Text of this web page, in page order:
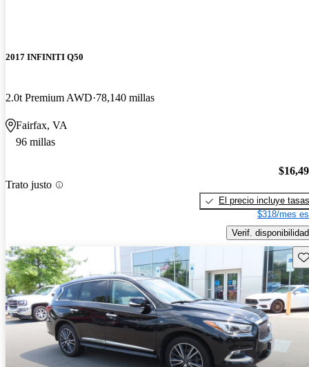
2017 INFINITI Q50
2.0t Premium AWD 78,140 millas
Fairfax, VA
96 millas
Trato justo
El precio incluye tasas
$318/mes
Verif. disponibilidad